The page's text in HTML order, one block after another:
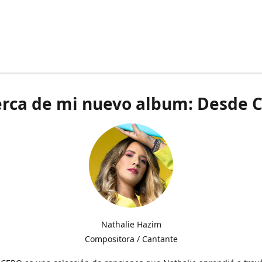
de mi nuevo album: Desde
Nathalie Hazim
Compositora / Cantante